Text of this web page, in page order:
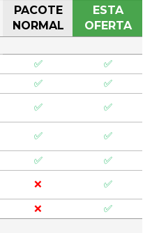
PACOTE
NORMAL
ESTA
OFERTA
✅ ✅
✅ ✅
✅ ✅
✅ ✅
✅ ✅
❌ ✅
❌ ✅